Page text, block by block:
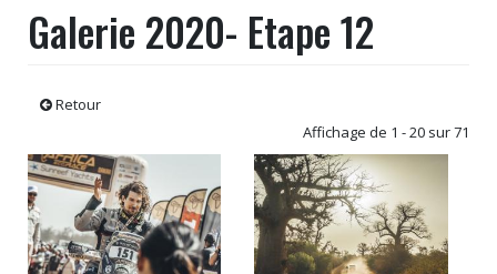
Galerie 2020- Etape 12
Retour
Affichage de 1 - 20 sur 71